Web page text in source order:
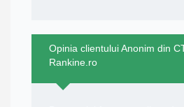
Opinia clientului Anonim din
Rankine.ro